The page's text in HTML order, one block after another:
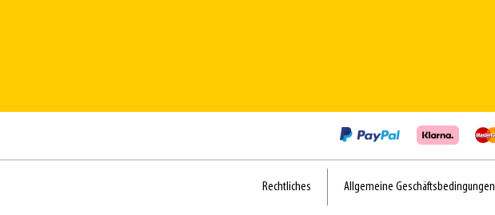
Rechtliches Allgemeine Geschäftsbedingungen